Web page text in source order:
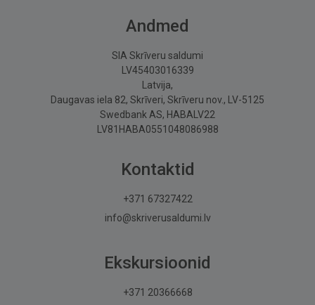
Andmed
SIA Skrīveru saldumi
LV45403016339
Latvija,
Daugavas iela 82, Skrīveri, Skrīveru nov., LV-5125
Swedbank AS, HABALV22
LV81HABA0551048086988
Kontaktid
+371 67327422
info@skriverusaldumi.lv
Ekskursioonid
+371 20366668